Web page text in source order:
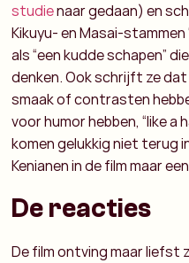
studienaar gedaan) en
Kikuyu- en Masai-
als “een kudde schapen”
denken. Ook schrijft ze
smaak of contrasten
voor humor hebben, “like a
komen gelukkig niet terug
Kenianen in de film maar
De reacties
De film ontving maar liefst